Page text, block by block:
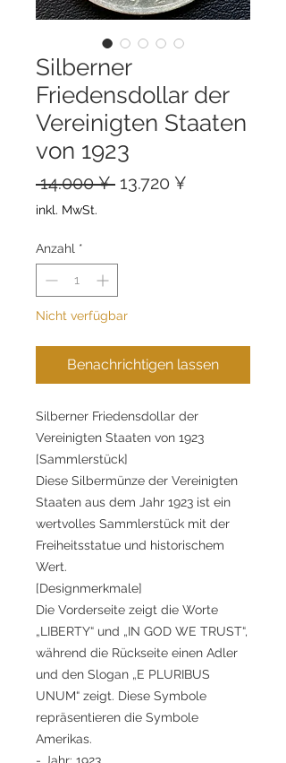
Silberner
Friedensdollar der
Vereinigten Staaten
von 1923
14.000 ¥ Standardpreis
13.720 ¥
inkl. MwSt.
Anzahl *
Nicht verfügbar
Benachrichtigen lassen
Silberner Friedensdollar der
Vereinigten Staaten von 1923
[Sammlerstück]
Diese Silbermünze der Vereinigten
Staaten aus dem Jahr 1923 ist ein
wertvolles Sammlerstück mit der
Freiheitsstatue und historischem
Wert.
[Designmerkmale]
Die Vorderseite zeigt die Worte
„LIBERTY“ und „IN GOD WE TRUST“,
während die Rückseite einen Adler
und den Slogan „E PLURIBUS
UNUM“ zeigt. Diese Symbole
repräsentieren die Symbole
Amerikas.
- Jahr: 1923